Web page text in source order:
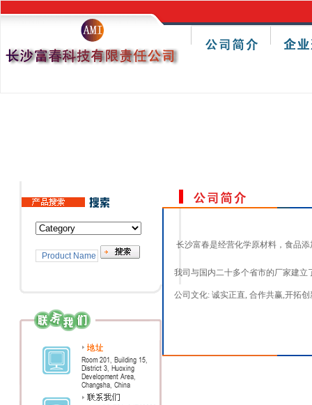
长沙富春是经营化学原材料，食品
我司与国内二十多个省市的厂家建
公司文化: 诚实正直, 合作共赢,开拓创